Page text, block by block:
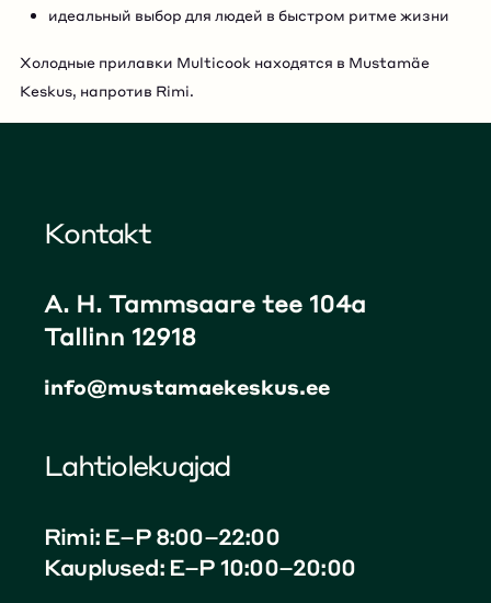
идеальный выбор для людей в быстром ритме жизни
Холодные прилавки Multicook находятся в Mustamäe
Keskus, напротив Rimi.
Kontakt
A. H. Tammsaare tee 104a
Tallinn 12918
info@mustamaekeskus.ee
Lahtiolekuajad
Rimi: E–P 8:00–22:00
Kauplused: E–P 10:00–20:00